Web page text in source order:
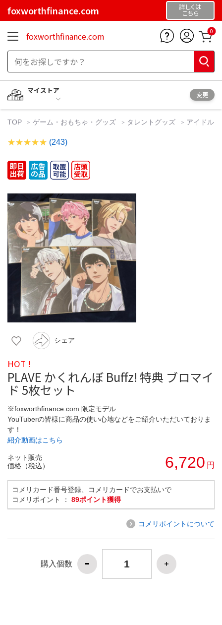
foxworthfinance.com 詳しくは
こちら
foxworthfinance.com 0
マイストア
変更
TOP ゲーム・おもちゃ・グッズ タレントグッズ アイドル
(243)
シェア
HOT !
PLAVE かくれんぼ Buffz! 特典 ブロマイ
ド 5枚セット
※foxworthfinance.com 限定モデル
YouTuberの皆様に商品の使い心地などをご紹介いただいておりま
す！
紹介動画はこちら
ネット販売
価格（税込）
6,720 円
コメリカード番号登録、コメリカードでお支払いで
コメリポイント ： 89ポイント獲得
コメリポイントについて
購入個数